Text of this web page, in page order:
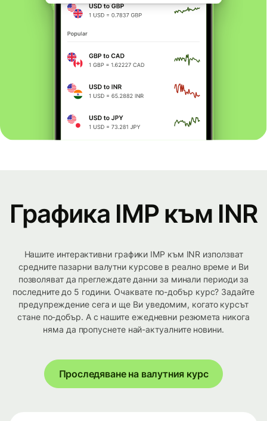
Графика IMP към INR
Нашите интерактивни графики IMP към INR използват
средните пазарни валутни курсове в реално време и Ви
позволяват да преглеждате данни за минали периоди за
последните до 5 години. Очаквате по-добър курс? Задайте
предупреждение сега и ще Ви уведомим, когато курсът
стане по-добър. А с нашите ежедневни резюмета никога
няма да пропуснете най-актуалните новини.
Проследяване на валутния курс